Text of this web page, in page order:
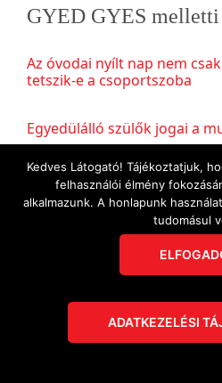
GYED GYES melletti
Az óvodai nyílt nap nem
tetszik-e a csoportszoba
Egyedülálló szülők jogai a
Home office kisgyerekes
jog vagy csak annak jár, aki
GYED melletti munkavégzés
Szakmai önéletrajz
Kedves Látogató! Tájékoztatjuk,
felhasználói élmény
alkalmazunk. A honlapunk
tudomásul
ADATKEZELÉSI